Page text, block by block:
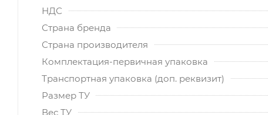
НДС
Страна бренда
Страна производителя
Комплектация-первичная упаковка
Транспортная упаковка (доп. реквизит)
Размер ТУ
Вес ТУ